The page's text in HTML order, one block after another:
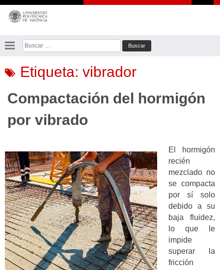
Saltar
contenido
Buscar:
Etiqueta: vibrador
Compactación del hormigón
por vibrado
El hormigón
recién
mezclado no
se compacta
por sí solo
debido a su
baja fluidez,
lo que le
impide
superar la
fricción